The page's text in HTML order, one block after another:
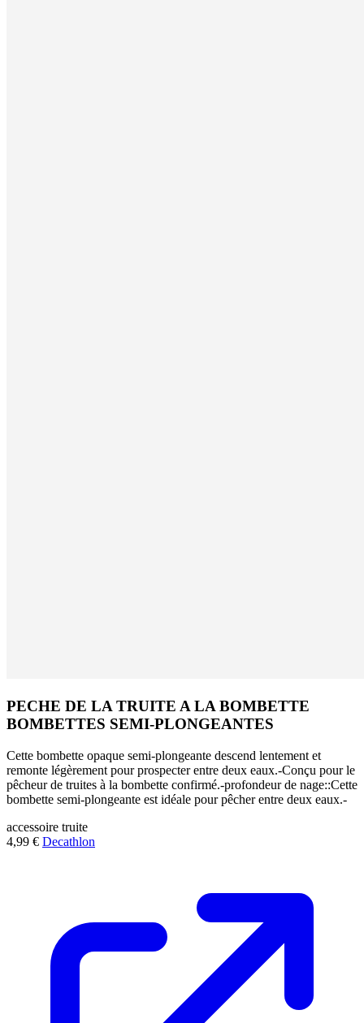
PECHE DE LA TRUITE A LA BOMBETTE
BOMBETTES SEMI-PLONGEANTES
Cette bombette opaque semi-plongeante descend lentement et
remonte légèrement pour prospecter entre deux eaux.-Conçu pour le
pêcheur de truites à la bombette confirmé.-profondeur de nage::Cette
bombette semi-plongeante est idéale pour pêcher entre deux eaux.-
accessoire truite
4,99 € Decathlon